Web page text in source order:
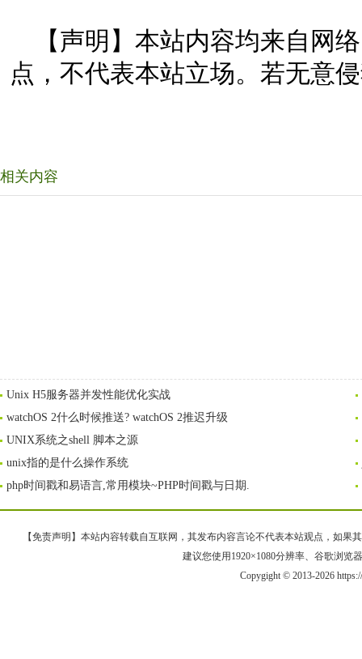
【声明】本站内容均来自网
点，不代表本站立场。若无意
相关内容
Unix H5服务器并发性能优化实战
watchOS 2什么时候推送? watchOS 2推迟升级
UNIX系统之shell 脚本之源
unix指的是什么操作系统
php时间戳和易语言,常用模块~PHP时间戳与日期.
【免责声明】本站内容转载自互联网，其发布内容言论不代表本站观点，如果
建议您使用1920×1080分辨率、谷歌浏览
Copygight © 2013-2026